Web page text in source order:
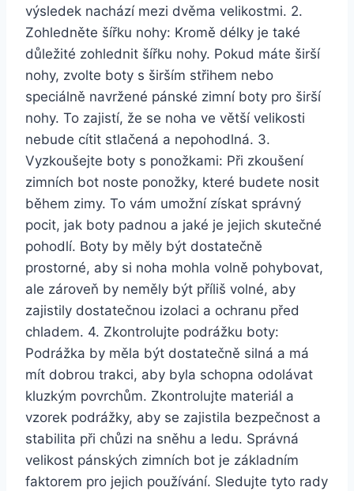
výsledek nachází mezi dvěma​ velikostmi. 2.
Zohledněte šířku ‌nohy:​ Kromě ​délky je také
důležité zohlednit ⁣šířku ⁣nohy. Pokud máte širší
nohy, zvolte⁤ boty s širším ‍střihem nebo‍
speciálně ‍navržené pánské zimní boty ​pro ​širší
nohy.⁣ To zajistí, ⁢že se⁣ noha⁢ ve větší velikosti
⁤nebude cítit stlačená a nepohodlná. 3.
Vyzkoušejte boty‍ s ponožkami: Při zkoušení
zimních bot noste ponožky, které‍ budete nosit
během zimy. To ⁣vám umožní získat správný​
pocit,⁢ jak boty padnou a jaké je jejich‌ skutečné
pohodlí. Boty by⁢ měly být dostatečně
prostorné, aby‍ si ⁤noha mohla volně pohybovat,
ale zároveň by neměly být příliš volné, aby
zajistily dostatečnou ⁤izolaci a ⁣ochranu před
chladem. 4. Zkontrolujte ‍podrážku boty:
Podrážka by měla být dostatečně ​silná a⁣ má
mít‍ dobrou trakci, aby byla schopna odolávat ​
kluzkým povrchům. ⁣Zkontrolujte materiál a
vzorek ⁤podrážky, aby⁤ se zajistila bezpečnost⁤ a
stabilita při chůzi‌ na sněhu⁢ a ledu. Správná
velikost pánských​ zimních ⁤bot je základním
faktorem ⁣pro jejich používání. Sledujte tyto ‌rady